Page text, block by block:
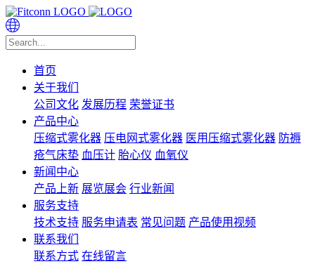
首页
关于我们
公司文化 发展历程 荣誉证书
产品中心
压缩式雾化器 压电网式雾化器 医用压缩式雾化器 防褥
疮气床垫 血压计 胎心仪 血氧仪
新闻中心
产品上新 展览展会 行业新闻
服务支持
技术支持 服务申请表 常见问题 产品使用视频
联系我们
联系方式 在线留言